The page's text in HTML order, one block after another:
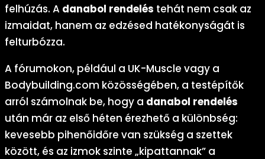
felhúzás. A danabol rendelés tehát nem csak az
izmaidat, hanem az edzésed hatékonyságát is
felturbózza.
A fórumokon, például a UK-Muscle vagy a
Bodybuilding.com közösségében, a testépítők
arról számolnak be, hogy a danabol rendelés
után már az első héten érezhető a különbség:
kevesebb pihenőidőre van szükség a szettek
között, és az izmok szinte „kipattannak” a